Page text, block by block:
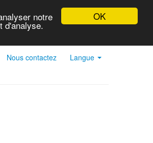
OK
notre
d'analyse.
Nous contactez Langue